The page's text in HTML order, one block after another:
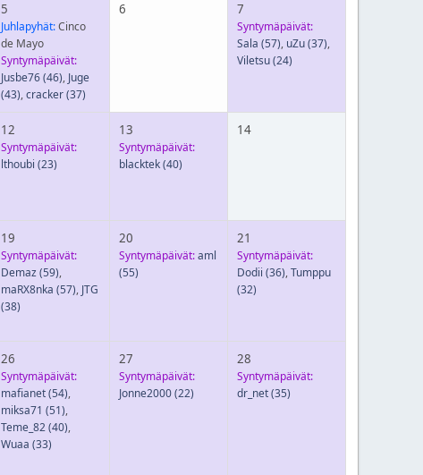
5
Juhlapyhät:Cinco
de Mayo
Syntymäpäivät:
Jusbe76(46), Juge
(43),cracker(37)
6 7
Syntymäpäivät:
Sala (57), uZu(37),
Viletsu(24)
12
Syntymäpäivät:
lthoubi (23)
13
Syntymäpäivät:
blacktek(40)
14
19
Syntymäpäivät:
Demaz(59),
maRX8nka (57), JTG
(38)
20
Syntymäpäivät:aml
(55)
21
Syntymäpäivät:
Dodii (36),Tumppu
(32)
26
Syntymäpäivät:
mafianet(54),
miksa71 (51),
Teme_82(40),
Wuaa (33)
27
Syntymäpäivät:
Jonne2000(22)
28
Syntymäpäivät:
dr_net(35)